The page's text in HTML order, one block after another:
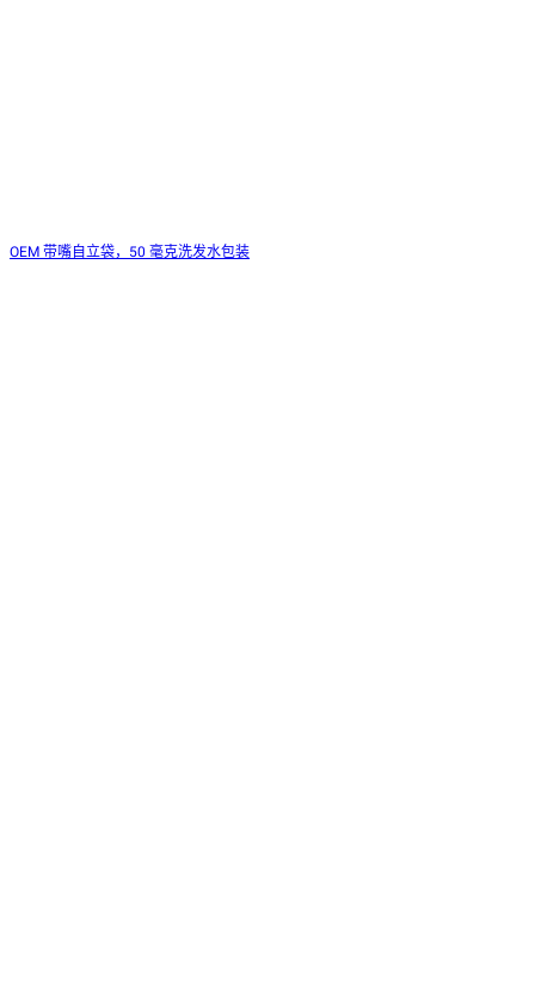
OEM 带嘴自立袋，50 毫克洗发水包装